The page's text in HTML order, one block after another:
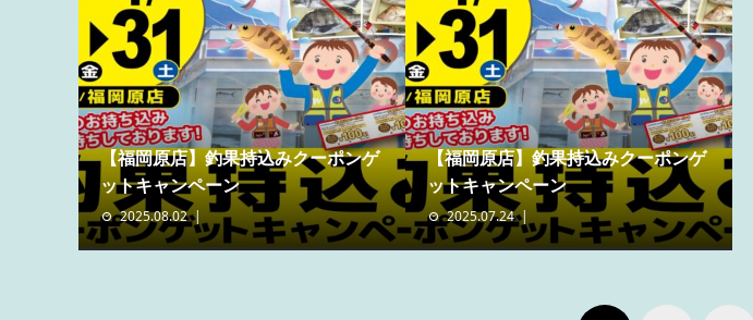
【福岡原店】釣果持込みクーポンゲ
ットキャンペーン
2025.08.02
【福岡原店】釣果持込みクーポンゲ
ットキャンペーン
2025.07.24